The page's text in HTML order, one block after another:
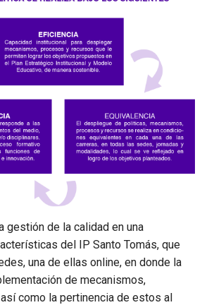
gestión de la calidad en una
del IP Santo Tomás, que
una de ellas online, en donde la
de mecanismos,
como la pertinencia de estos al